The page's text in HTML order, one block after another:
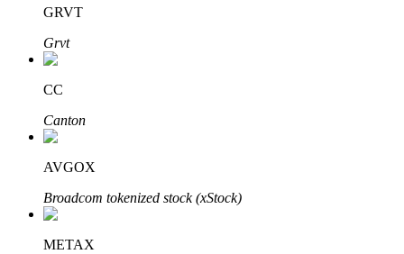
Bitrue Ortakları
Bitrue İş Ortağı
GRVT
Grvt
CC
Canton
AVGOX
Broadcom tokenized stock (xStock)
METAX